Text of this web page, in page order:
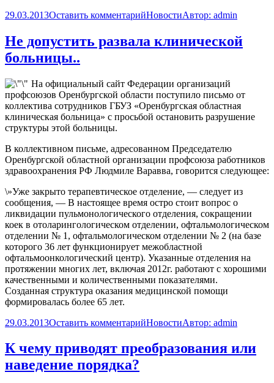
29.03.2013Оставить комментарийНовостиАвтор: admin
Не допустить развала клинической
больницы..
На официальный сайт Федерации организаций
профсоюзов Оренбургской области поступило письмо от
коллектива сотрудников ГБУЗ «Оренбургская областная
клиническая больница» с просьбой остановить разрушение
структуры этой больницы.
В коллективном письме, адресованном Председателю
Оренбургской областной организации профсоюза работников
здравоохранения РФ Людмиле Варавва, говорится следующее:
\»Уже закрыто терапевтическое отделение, — следует из
сообщения, — В настоящее время остро стоит вопрос о
ликвидации пульмонологического отделения, сокращении
коек в отоларингологическом отделении, офтальмологическом
отделении № 1, офтальмологическом отделении № 2 (на базе
которого 36 лет функционирует межобластной
офтальмоонкологический центр). Указанные отделения на
протяжении многих лет, включая 2012г. работают с хорошими
качественными и количественными показателями.
Созданная структура оказания медицинской помощи
формировалась более 65 лет.
29.03.2013Оставить комментарийНовостиАвтор: admin
К чему приводят преобразования или
наведение порядка?